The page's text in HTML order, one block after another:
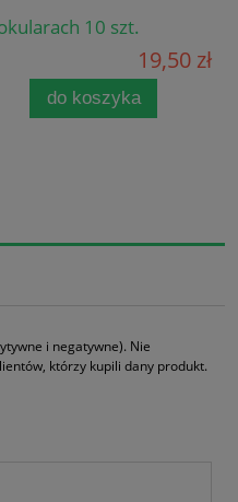
10 szt.
19,50 zł
do koszyka
i negatywne). Nie
którzy kupili dany produkt.